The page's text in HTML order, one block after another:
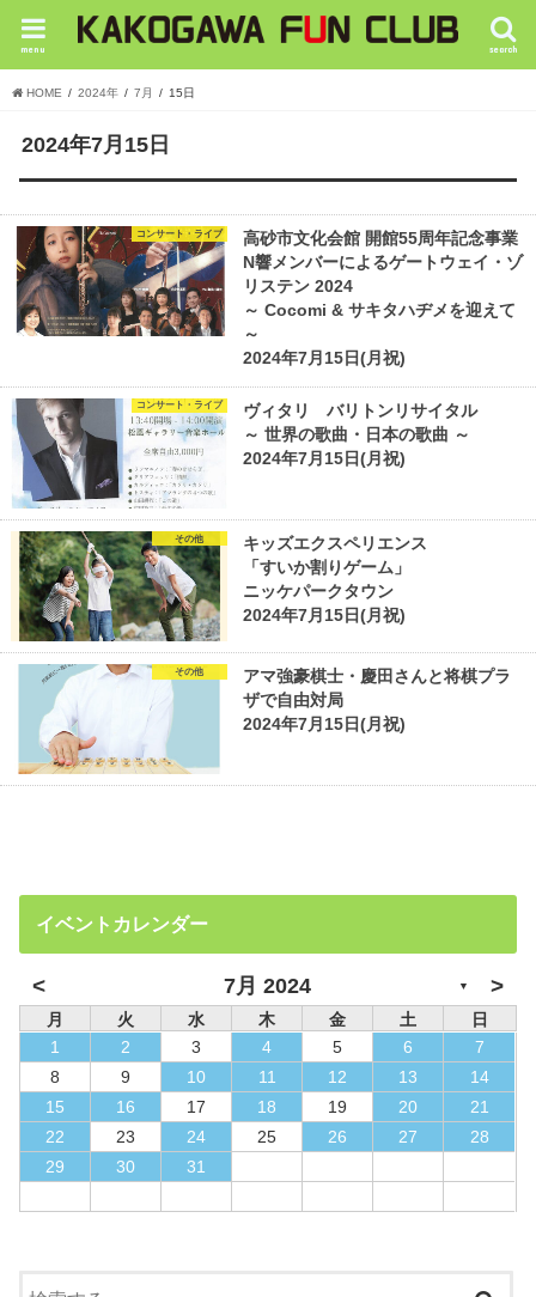
search
menu
HOME 2024年 7月 15日
2024年7月15日
コンサート・ライブ
高砂市文化会館 開館55周年記念事業
N響メンバーによるゲートウェイ・ゾ
リステン 2024
～ Cocomi & サキタハヂメを迎えて
～
2024年7月15日(月祝)
コンサート・ライブ
ヴィタリ バリトンリサイタル
～ 世界の歌曲・⽇本の歌曲 ～
2024年7月15日(月祝)
その他
キッズエクスペリエンス
「すいか割りゲーム」
ニッケパークタウン
2024年7月15日(月祝)
その他
アマ強豪棋士・慶田さんと将棋プラ
ザで自由対局
2024年7月15日(月祝)
イベントカレンダー
< 7月 2024 ▼ >
月 火 水 木 金 土
日
1
2 3 4 5 6
7
8
9 10 11 12 13
14
15
16 17 18 19 20
21
22
23 24 25 26 27
28
29
30 31